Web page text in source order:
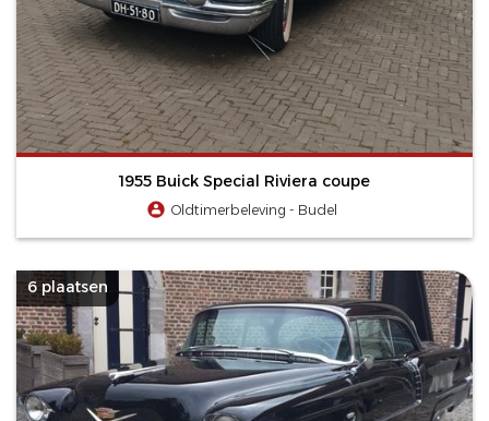
1955 Buick Special Riviera coupe
Oldtimerbeleving - Budel
6 plaatsen